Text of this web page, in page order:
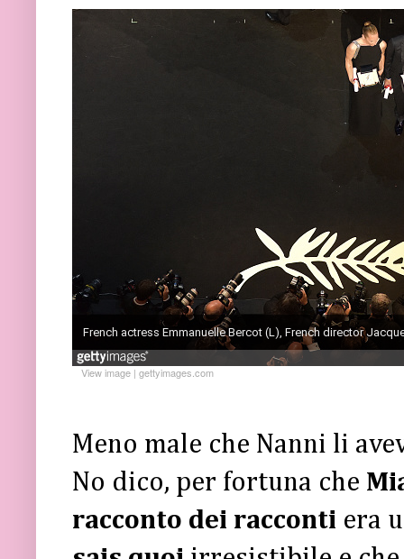
View image | gettyimages.com
Meno male che Nanni li
No dico, per fortuna che
racconto dei racconti era